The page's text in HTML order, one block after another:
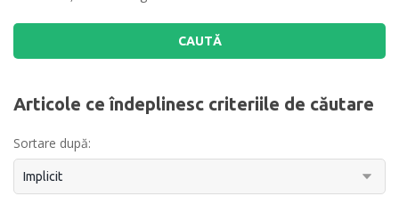
Articole ce îndeplinesc criteriile de căutare
Sortare după: